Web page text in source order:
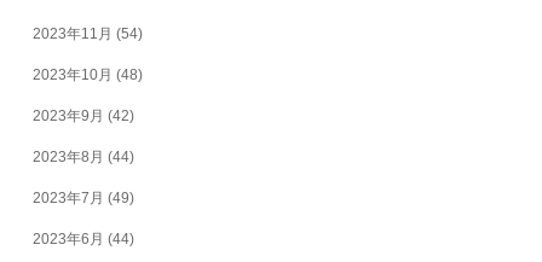
2023年11月 (54)
2023年10月 (48)
2023年9月 (42)
2023年8月 (44)
2023年7月 (49)
2023年6月 (44)